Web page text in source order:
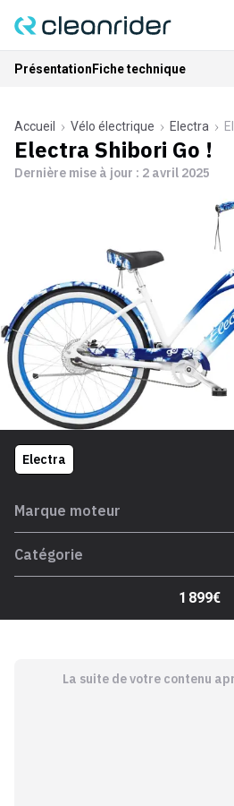
Présentation Fiche technique
Accueil Vélo électrique Electra
Electra Shibori Go !
Dernière mise à jour : 2 avril 2025
Electra
Marque moteur
Catégorie
1 899€
La suite de votre contenu